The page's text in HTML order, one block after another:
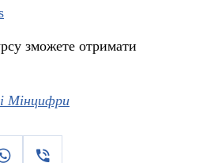
зможете отримати
Мінцифри